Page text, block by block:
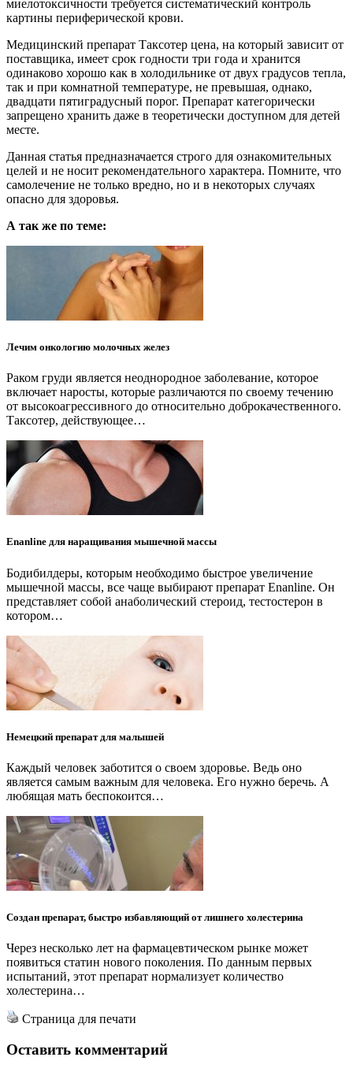
миелотоксичности требуется систематический контроль
картины периферической крови.
Медицинский препарат Таксотер цена, на который зависит от
поставщика, имеет срок годности три года и хранится
одинаково хорошо как в холодильнике от двух градусов тепла,
так и при комнатной температуре, не превышая, однако,
двадцати пятиградусный порог. Препарат категорически
запрещено хранить даже в теоретически доступном для детей
месте.
Данная статья предназначается строго для ознакомительных
целей и не носит рекомендательного характера. Помните, что
самолечение не только вредно, но и в некоторых случаях
опасно для здоровья.
А так же по теме:
Лечим онкологию молочных желез
Раком груди является неоднородное заболевание, которое
включает наросты, которые различаются по своему течению
от высокоагрессивного до относительно доброкачественного.
Таксотер, действующее…
Enanline для наращивания мышечной массы
Бодибилдеры, которым необходимо быстрое увеличение
мышечной массы, все чаще выбирают препарат Enanline. Он
представляет собой анаболический стероид, тестостерон в
котором…
Немецкий препарат для малышей
Каждый человек заботится о своем здоровье. Ведь оно
является самым важным для человека. Его нужно беречь. А
любящая мать беспокоится…
Создан препарат, быстро избавляющий от лишнего холестерина
Через несколько лет на фармацевтическом рынке может
появиться статин нового поколения. По данным первых
испытаний, этот препарат нормализует количество
холестерина…
Страница для печати
Оставить комментарий